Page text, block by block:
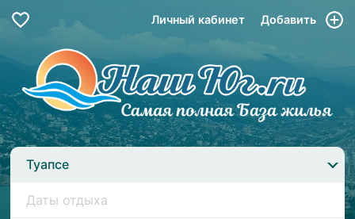
Личный кабинет Добавить
Туапсе